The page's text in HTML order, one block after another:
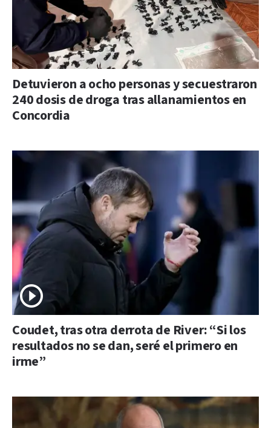
Detuvieron a ocho personas y secuestraron
240 dosis de droga tras allanamientos en
Concordia
Coudet, tras otra derrota de River: “Si los
resultados no se dan, seré el primero en
irme”